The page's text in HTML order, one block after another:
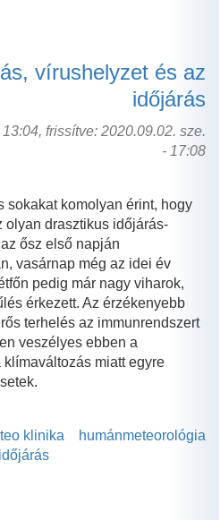
vírushelyzet és az
időjárás
frissítve: 2020.09.02. sze.
- 17:08
sokakat komolyan érint, hogy
olyan drasztikus időjárás-
ősz első napján
vasárnap még az idei év
pedig már nagy viharok,
érkezett. Az érzékenyebb
terhelés az immunrendszert
veszélyes ebben a
miatt egyre
klinika
humánmeteorológia
időjárás